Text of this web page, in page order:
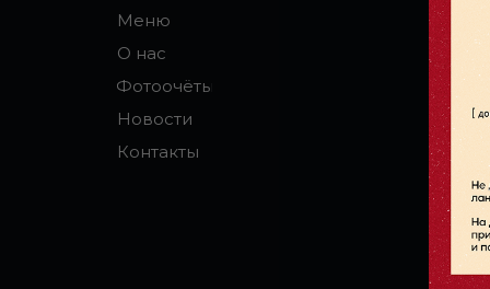
Контакты
Новости
Фотоочёты
О нас
Меню